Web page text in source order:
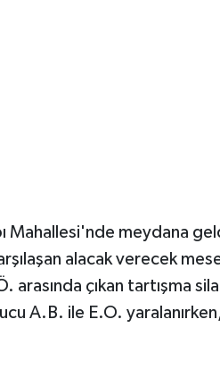
Mahallesi'nde meydana
alacak verecek
çıkan tartışma
A.B. ile E.O.